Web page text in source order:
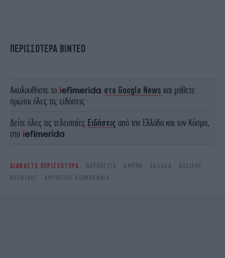
ΠΕΡΙΣΣΟΤΕΡΑ ΒΙΝΤΕΟ
Ακολουθήστε το στο Google News και μάθετε
πρώτοι όλες τις ειδήσεις
Δείτε όλες τις τελευταίες Ειδήσεις από την Ελλάδα και τον Κόσμο,
στο
ΔΙΑΒΑΣΤΕ ΠΕΡΙΣΣΟΤΕΡΑ ΝΑΥΠΗΓΕΊΑ ΆΜΥΝΑ ΕΛΛΆΔΑ
ΒΑΣΊΛΗΣ
ΚΟΡΚΊΔΗΣ
ΑΜΥΝΤΙΚΉ ΒΙΟΜΗΧΑΝΊΑ